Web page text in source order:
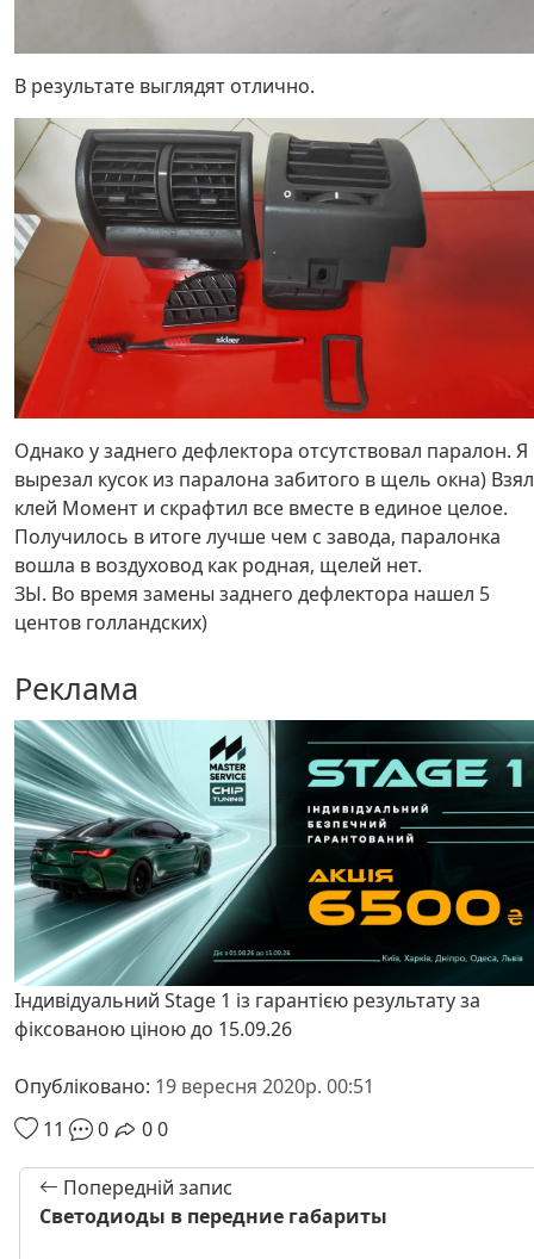
В результате выглядят отлично.
Однако у заднего дефлектора отсутствовал паралон. Я
вырезал кусок из паралона забитого в щель окна) Взял
клей Момент и скрафтил все вместе в единое целое.
Получилось в итоге лучше чем с завода, паралонка
вошла в воздуховод как родная, щелей нет.
ЗЫ. Во время замены заднего дефлектора нашел 5
центов голландских)
Реклама
Індивідуальний Stage 1 із гарантією результату за
фіксованою ціною до 15.09.26
Опубліковано: 19 вересня 2020р. 00:51
11
0 00
Попередній запис
Светодиоды в передние габариты